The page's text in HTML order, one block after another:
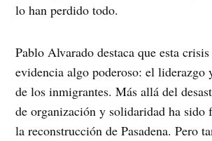
lo han perdido todo.
Pablo Alvarado destaca que esta
evidencia algo poderoso: el liderazgo
de los inmigrantes. Más allá del
de organización y solidaridad ha sido
la reconstrucción de Pasadena. Pero